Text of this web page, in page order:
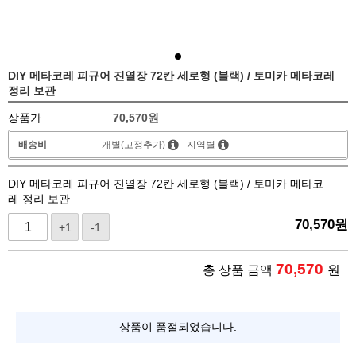
DIY 메타코레 피규어 진열장 72칸 세로형 (블랙) / 토미카 메타코레
정리 보관
상품가 70,570원
배송비 개별(고정추가) 지역별
DIY 메타코레 피규어 진열장 72칸 세로형 (블랙) / 토미카 메타코
레 정리 보관
+1 -1 70,570원
총 상품 금액 70,570 원
상품이 품절되었습니다.